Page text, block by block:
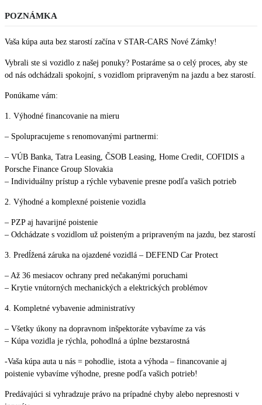
POZNÁMKA
Vaša kúpa auta bez starostí začína v STAR-CARS Nové Zámky!
Vybrali ste si vozidlo z našej ponuky? Postaráme sa o celý proces, aby ste
od nás odchádzali spokojní, s vozidlom pripraveným na jazdu a bez starostí.
Ponúkame vám:
1. Výhodné financovanie na mieru
– Spolupracujeme s renomovanými partnermi:
– VÚB Banka, Tatra Leasing, ČSOB Leasing, Home Credit, COFIDIS a
Porsche Finance Group Slovakia
– Individuálny prístup a rýchle vybavenie presne podľa vašich potrieb
2. Výhodné a komplexné poistenie vozidla
– PZP aj havarijné poistenie
– Odchádzate s vozidlom už poisteným a pripraveným na jazdu, bez starostí
3. Predĺžená záruka na ojazdené vozidlá – DEFEND Car Protect
– Až 36 mesiacov ochrany pred nečakanými poruchami
– Krytie vnútorných mechanických a elektrických problémov
4. Kompletné vybavenie administratívy
– Všetky úkony na dopravnom inšpektoráte vybavíme za vás
– Kúpa vozidla je rýchla, pohodlná a úplne bezstarostná
-Vaša kúpa auta u nás = pohodlie, istota a výhoda – financovanie aj
poistenie vybavíme výhodne, presne podľa vašich potrieb!
Predávajúci si vyhradzuje právo na prípadné chyby alebo nepresnosti v